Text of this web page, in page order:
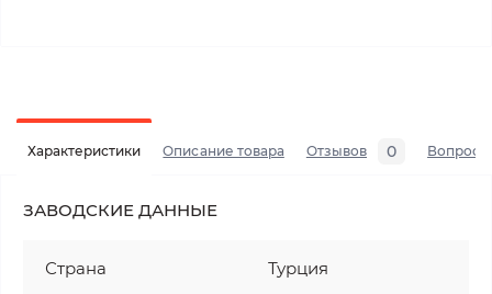
Характеристики Описание товара Отзывов 0 Вопросы
ЗАВОДСКИЕ ДАННЫЕ
Страна Турция